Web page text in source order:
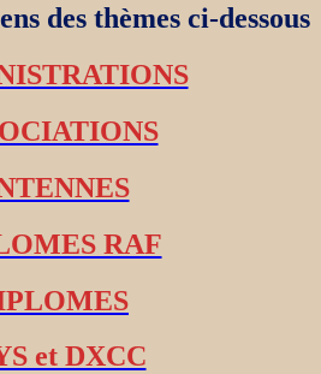
des thèmes ci-dessous
RAF
et DXCC